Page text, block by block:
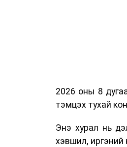
2026 оны 8
тэмцэх тухай
Энэ хурал нь
хэвшил, иргэний